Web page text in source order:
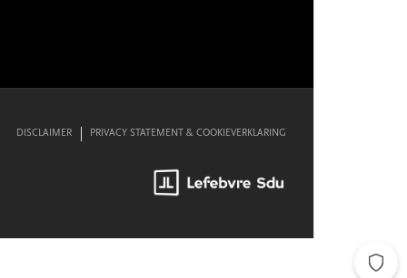
DISCLAIMER PRIVACY STATEMENT & COOKIEVERKLARING